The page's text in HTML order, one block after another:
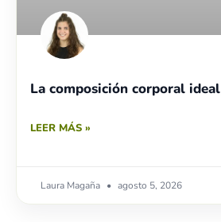
La composición corporal ideal
LEER MÁS »
Laura Magaña agosto 5, 2026